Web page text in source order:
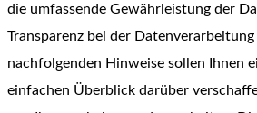
die umfassende Gewährleistung der
Transparenz bei der
nachfolgenden Hinweise sollen Ihnen
einfachen Überblick darüber